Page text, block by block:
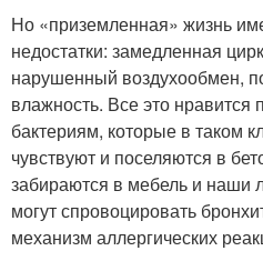
Но «приземленная» жизнь
недостатки: замедленная
нарушенный воздухообмен,
влажность. Все это нравится
бактериям, которые в таком
чувствуют и поселяются в
забираются в мебель и наши
могут спровоцировать
механизм аллергических